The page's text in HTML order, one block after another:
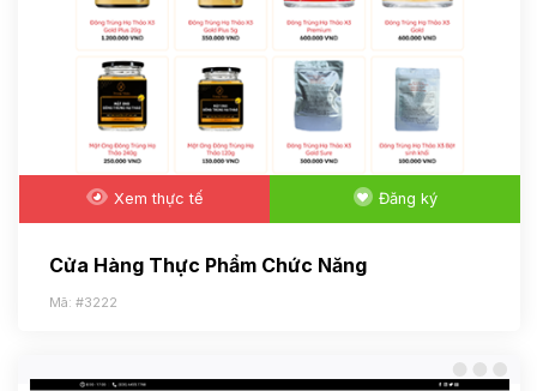
Xem thực tế Đăng ký
Cửa Hàng Thực Phẩm Chức Năng
Mã: #3222